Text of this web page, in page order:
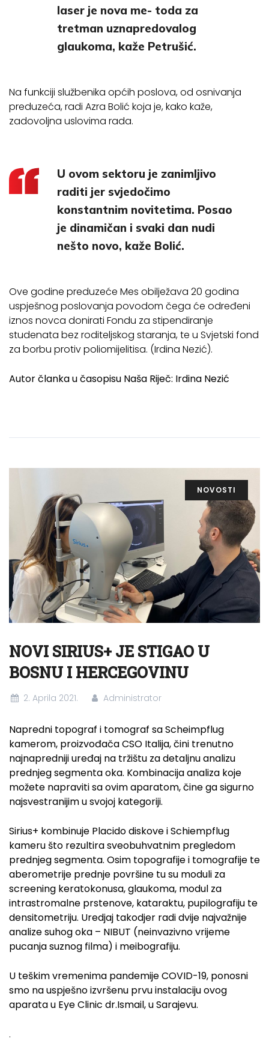
laser je nova me- toda za
tretman uznapredovalog
glaukoma, kaže Petrušić.
Na funkciji službenika općih poslova, od osnivanja
preduzeća, radi Azra Bolić koja je, kako kaže,
zadovoljna uslovima rada.
U ovom sektoru je zanimljivo
raditi jer svjedočimo
konstantnim novitetima. Posao
je dinamičan i svaki dan nudi
nešto novo, kaže Bolić.
Ove godine preduzeće Mes obilježava 20 godina
uspješnog poslovanja povodom čega će određeni
iznos novca donirati Fondu za stipendiranje
studenata bez roditeljskog staranja, te u Svjetski fond
za borbu protiv poliomijelitisa. (Irdina Nezić).
Autor članka u časopisu Naša Riječ: Irdina Nezić
NOVOSTI
NOVI SIRIUS+ JE STIGAO U
BOSNU I HERCEGOVINU
2. Aprila 2021. Administrator
Napredni topograf i tomograf sa Scheimpflug
kamerom, proizvođača CSO Italija, čini trenutno
najnapredniji uređaj na tržištu za detaljnu analizu
prednjeg segmenta oka. Kombinacija analiza koje
možete napraviti sa ovim aparatom, čine ga sigurno
najsvestranijim u svojoj kategoriji.
Sirius+ kombinuje Placido diskove i Schiempflug
kameru što rezultira sveobuhvatnim pregledom
prednjeg segmenta. Osim topografije i tomografije te
aberometrije prednje površine tu su moduli za
screening keratokonusa, glaukoma, modul za
intrastromalne prstenove, kataraktu, pupilografiju te
densitometriju. Uredjaj takodjer radi dvije najvažnije
analize suhog oka – NIBUT (neinvazivno vrijeme
pucanja suznog filma) i meibografiju.
U teškim vremenima pandemije COVID-19, ponosni
smo na uspješno izvršenu prvu instalaciju ovog
aparata u Eye Clinic dr.Ismail, u Sarajevu.
.